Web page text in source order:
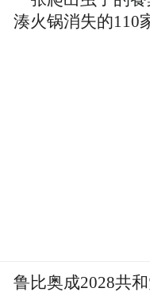
湊火锅消失的110
鲁比奥成2028共